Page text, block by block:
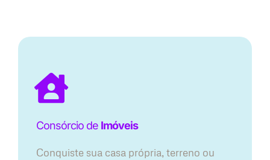
Consórcio de Imóveis
Conquiste sua casa própria, terreno ou